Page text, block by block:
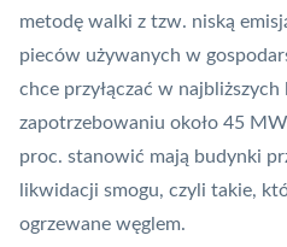
metodę walki z tzw. niską
pieców używanych w
chce przyłączać w
zapotrzebowaniu około 45
proc. stanowić mają budynki
likwidacji smogu, czyli takie,
ogrzewane węglem.